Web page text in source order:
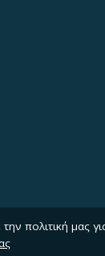
πολιτική μας